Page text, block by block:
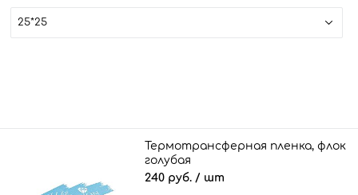
25*25
Термотрансферная пленка, флок
голубая
240 руб. / шт